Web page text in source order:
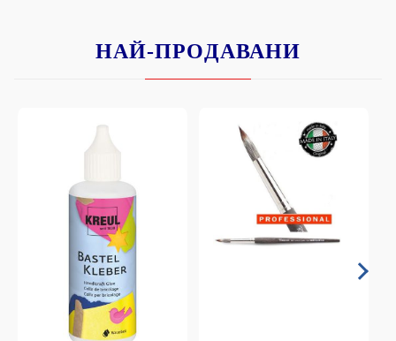
НАЙ-ПРОДАВАНИ